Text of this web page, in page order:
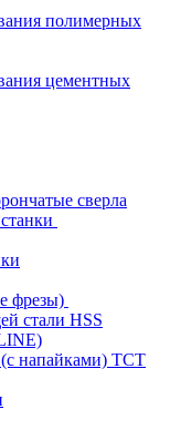
полимерных
цементных
сверла
фрезы)
стали HSS
(с напайками) ТСТ